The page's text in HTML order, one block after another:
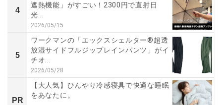
4
遮熱機能」がすごい！2300円で直射日
光...
2026/05/15
5
ワークマンの「エックスシェルター®超透
放湿サイドフルジップレインパンツ」がイ
チオ...
2026/05/28
PR
【大人気】ひんやり冷感寝具で快適な睡眠
をあなたに。